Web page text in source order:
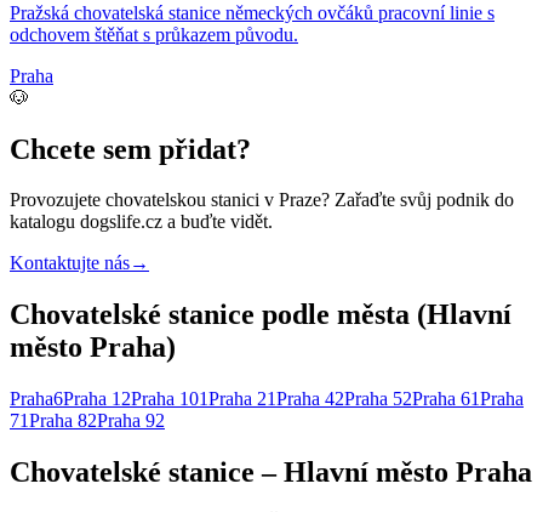
Pražská chovatelská stanice německých ovčáků pracovní linie s
odchovem štěňat s průkazem původu.
Praha
🐶
Chcete sem přidat?
Provozujete chovatelskou stanici v Praze? Zařaďte svůj podnik do
katalogu dogslife.cz a buďte vidět.
Kontaktujte nás→
Chovatelské stanice podle města (Hlavní
město Praha)
Praha6Praha 1 2Praha 101Praha 21Praha 42Praha 52Praha 61Praha
71Praha 82Praha 92
Chovatelské stanice – Hlavní město Praha